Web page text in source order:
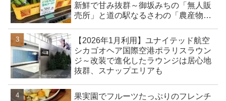
新鮮で甘み抜群～御坂みちの「無人販
売所」と道の駅なるさわの「農産物直
【2026年1月利用】ユナイテッド航空
シカゴオヘア国際空港ポラリスラウン
ジ～改装で進化したラウンジは居心地
抜群、スナップエリアも
果実園でフルーツたっぷりのフレンチ